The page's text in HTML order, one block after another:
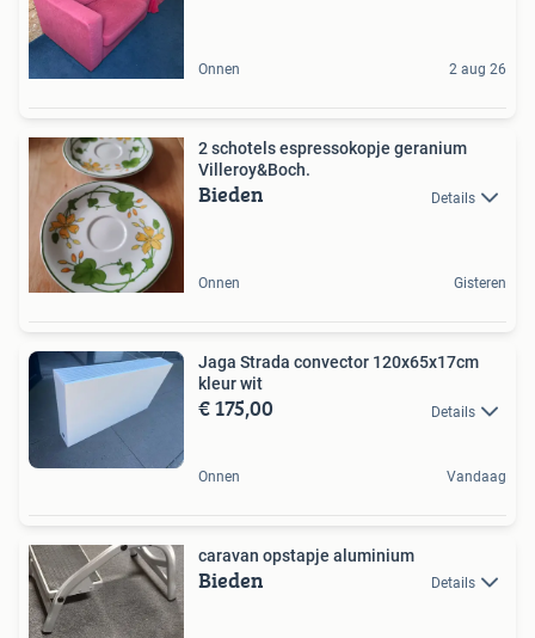
Onnen 2 aug 26
2 schotels espressokopje geranium
Villeroy&Boch.
Bieden Details
Onnen Gisteren
Jaga Strada convector 120x65x17cm
kleur wit
€ 175,00 Details
Onnen Vandaag
caravan opstapje aluminium
Bieden Details